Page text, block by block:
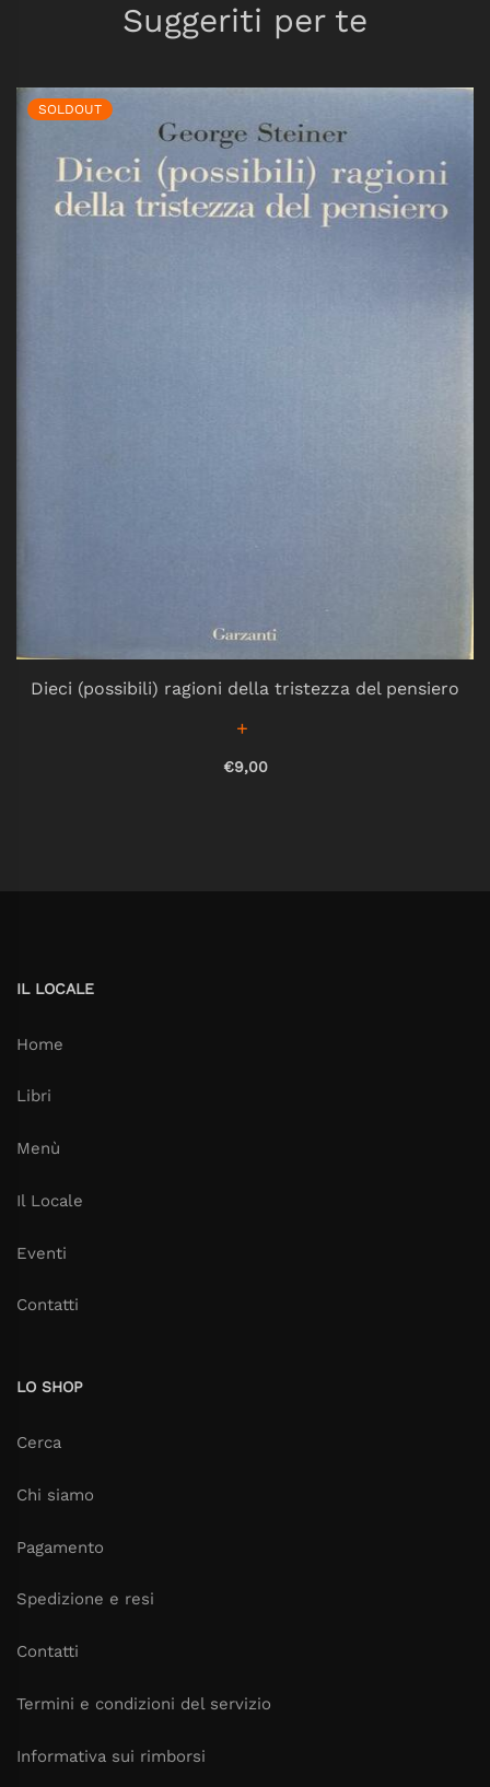
Suggeriti per te
SOLDOUT
Dieci (possibili) ragioni della tristezza del pensiero
€9,00
IL LOCALE
Home
Libri
Menù
Il Locale
Eventi
Contatti
LO SHOP
Cerca
Chi siamo
Pagamento
Spedizione e resi
Contatti
Termini e condizioni del servizio
Informativa sui rimborsi